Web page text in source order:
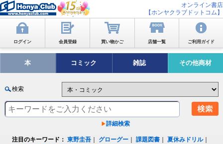
オンライン書店
【ホンヤクラブドットコム】
ログイン 会員登録 買い物かご 店舗一覧 ご利用ガイド
本 コミック 雑誌 その他商材
検索
詳細検索
注目のキーワード： 東野圭吾 グローグー ｜課題図書 ｜夏休みドリル｜